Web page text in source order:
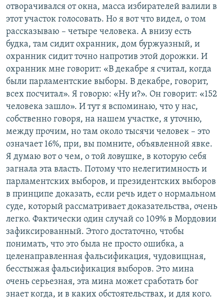
отворачивался от окна, масса избирателей валили в
этот участок голосовать. Но я вот что видел, о том
рассказываю – четыре человека. А внизу есть
будка, там сидит охранник, дом буржуазный, и
охранник сидит точно напротив этой дорожки. И
охранник мне говорит: «В декабре я считал, когда
были парламентские выборы. В декабре, говорит,
всех посчитал». Я говорю: «Ну и?». Он говорит: «152
человека зашло». И тут я вспоминаю, что у нас,
собственно говоря, на нашем участке, я уточню,
между прочим, но там около тысячи человек – это
означает 16%, при, вы помните, объявленной явке.
Я думаю вот о чем, о той ловушке, в которую себя
загнала эта власть. Потому что нелегитимность и
парламентских выборов, и президентских выборов
в принципе доказать, если речь идет о нормальном
суде, который рассматривает доказательства, очень
легко. Фактически один случай со 109% в Мордовии
зафиксированный. Этого достаточно, чтобы
понимать, что это была не просто ошибка, а
целенаправленная фальсификация, чудовищная,
бесстыжая фальсификация выборов. Это мина
очень серьезная, эта мина может сработать бог
знает когда, и в каких обстоятельствах, и для кого.